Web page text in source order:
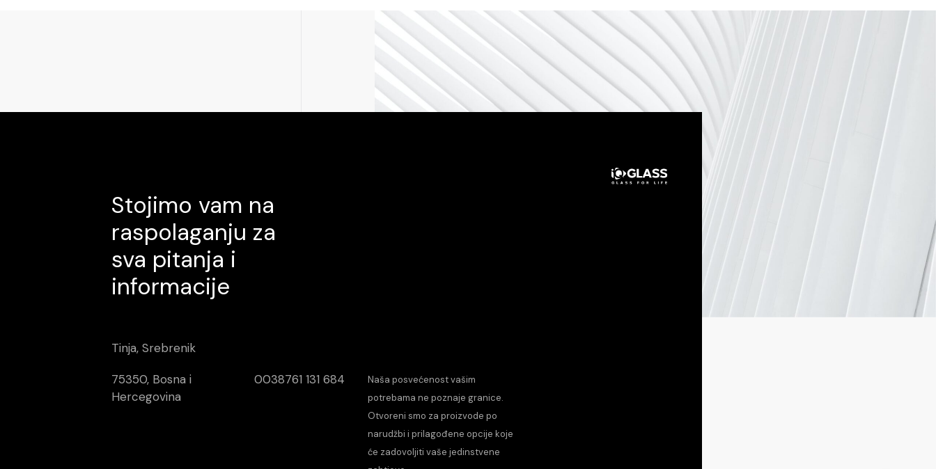
Stojimo vam na
raspolaganju za
sva pitanja i
informacije
Tinja, Srebrenik
75350, Bosna i
Hercegovina
0038761 131 684
Naša posvećenost vašim
potrebama ne poznaje granice.
Otvoreni smo za proizvode po
narudžbi i prilagođene opcije koje
će zadovoljiti vaše jedinstvene